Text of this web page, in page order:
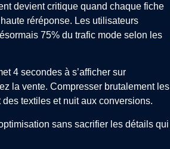
devient critique quand chaque fiche
réréponse. Les utilisateurs
75% du trafic mode selon les
4 secondes à s’afficher sur
la vente. Compresser brutalement les
des textiles et nuit aux conversions.
sans sacrifier les détails qui